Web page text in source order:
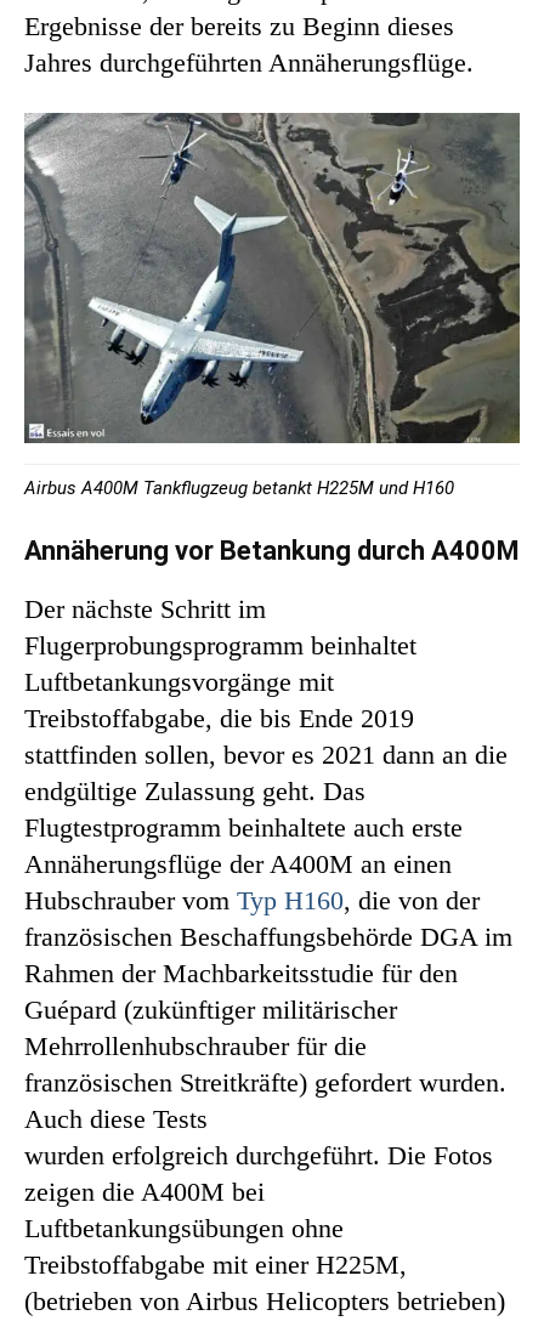
Ergebnisse der bereits zu Beginn dieses
Jahres durchgeführten Annäherungsflüge.
Airbus A400M Tankflugzeug betankt H225M und H160
Annäherung vor Betankung durch A400M
Der nächste Schritt im
Flugerprobungsprogramm beinhaltet
Luftbetankungsvorgänge mit
Treibstoffabgabe, die bis Ende 2019
stattfinden sollen, bevor es 2021 dann an die
endgültige Zulassung geht. Das
Flugtestprogramm beinhaltete auch erste
Annäherungsflüge der A400M an einen
Hubschrauber vom Typ H160, die von der
französischen Beschaffungsbehörde DGA im
Rahmen der Machbarkeitsstudie für den
Guépard (zukünftiger militärischer
Mehrrollenhubschrauber für die
französischen Streitkräfte) gefordert wurden.
Auch diese Tests
wurden erfolgreich durchgeführt. Die Fotos
zeigen die A400M bei
Luftbetankungsübungen ohne
Treibstoffabgabe mit einer H225M,
(betrieben von Airbus Helicopters betrieben)